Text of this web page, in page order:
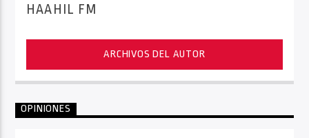
HAAHIL FM
ARCHIVOS DEL AUTOR
OPINIONES